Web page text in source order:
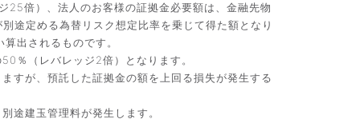
25倍）、法人のお客様の証拠金必要額は、金融先物
途定める為替リスク想定比率を乗じて得た額となり
出されるものです。
％（レバレッジ2倍）となります。
すが、預託した証拠金の額を上回る損失が発生する
途建玉管理料が発生します。